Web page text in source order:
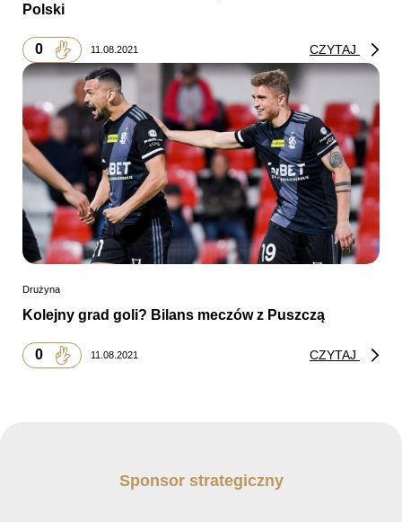
Polski
0 11.08.2021 CZYTAJ
Drużyna
Kolejny grad goli? Bilans meczów z Puszczą
0 11.08.2021 CZYTAJ
Sponsor strategiczny